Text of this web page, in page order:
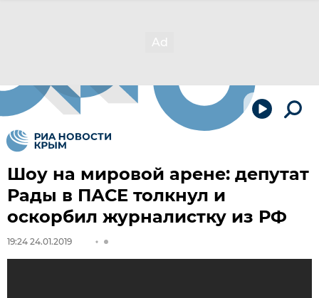
Шоу на мировой арене: депутат
Рады в ПАСЕ толкнул и
оскорбил журналистку из РФ
19:24 24.01.2019